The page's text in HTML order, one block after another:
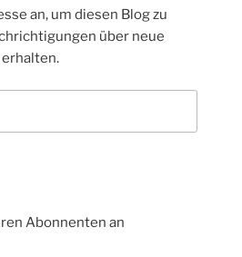
an, um diesen Blog zu
über neue
erhalten.
Abonnenten an